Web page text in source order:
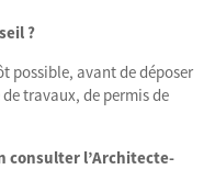
?
possible, avant de déposer
travaux, de permis de
consulter l’Architecte-